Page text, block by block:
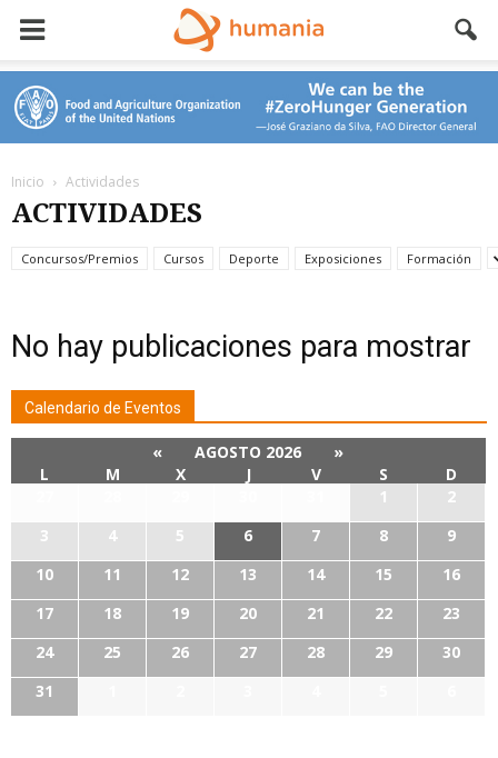
Inicio Actividades
ACTIVIDADES
Concursos/Premios Cursos Deporte Exposiciones Formación
No hay publicaciones para mostrar
Calendario de Eventos
« AGOSTO 2026
»
L
M X J V S
D
1
2
3
4 5 6 7 8
9
10
11 12 13 14 15
16
17
18 19 20 21 22
23
24
25 26 27 28 29
30
31